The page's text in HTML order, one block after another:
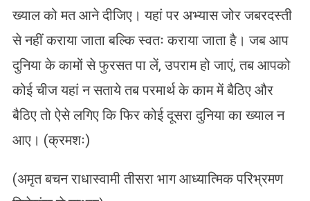
ख्याल को मत आने दीजिए। यहां पर अभ्यास जोर जबरदस्ती
से नहीं कराया जाता बल्कि स्वतः कराया जाता है। जब आप
दुनिया के कामों से फुरसत पा लें, उपराम हो जाएं, तब आपको
कोई चीज यहां न सताये तब परमार्थ के काम में बैठिए और
बैठिए तो ऐसे लगिए कि फिर कोई दूसरा दुनिया का ख्याल न
आए। (क्रमशः)
(अमृत बचन राधास्वामी तीसरा भाग आध्यात्मिक परिभ्रमण